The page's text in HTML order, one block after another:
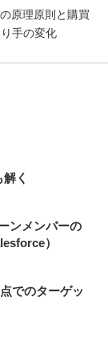
原理原則と購買
手の変化
く
ンメンバーの
）
でのターゲッ